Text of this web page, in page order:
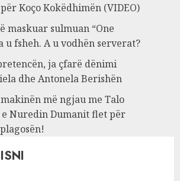
Koço Kokëdhimën (VIDEO)
maskuar sulmuan “One
u fsheh. A u vodhën serverat?
ja çfarë dënimi
dhe Antonela Berishën
më ngjau me Talo
e Nuredin Dumanit flet për